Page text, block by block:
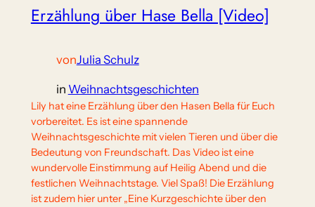
Erzählung über Hase Bella [Video]
vonJulia Schulz
in Weihnachtsgeschichten
Lily hat eine Erzählung über den Hasen Bella für Euch
vorbereitet. Es ist eine spannende
Weihnachtsgeschichte mit vielen Tieren und über die
Bedeutung von Freundschaft. Das Video ist eine
wundervolle Einstimmung auf Heilig Abend und die
festlichen Weihnachtstage. Viel Spaß! Die Erzählung
ist zudem hier unter „Eine Kurzgeschichte über den